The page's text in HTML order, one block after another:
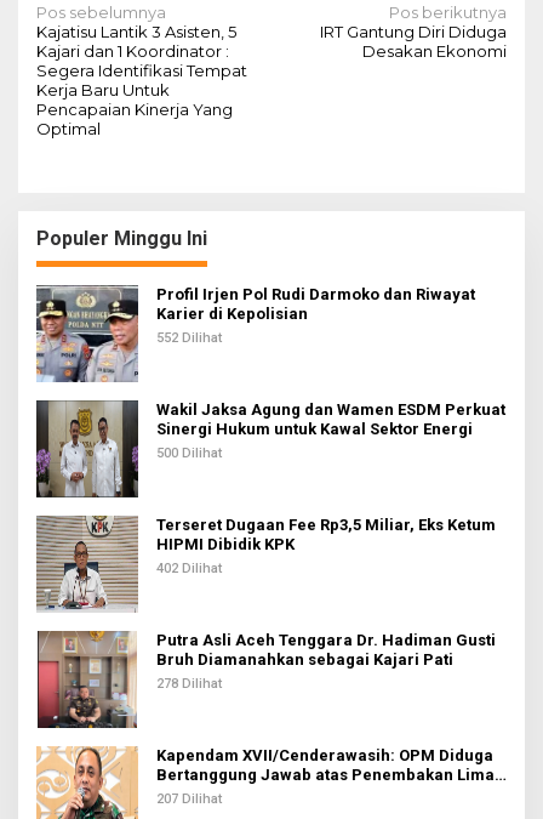
N
a
v
i
s
i
p
o
s
Pos sebelumnya
Kajatisu Lantik 3 Asisten, 5
Kajari dan 1 Koordinator :
Segera Identifikasi Tempat
Kerja Baru Untuk
Pencapaian Kinerja Yang
Optimal
Pos berikutnya
IRT Gantung Diri Diduga
Desakan Ekonomi
Populer Minggu Ini
Profil Irjen Pol Rudi Darmoko dan Riwayat
Karier di Kepolisian
552 Dilihat
Wakil Jaksa Agung dan Wamen ESDM Perkuat
Sinergi Hukum untuk Kawal Sektor Energi
500 Dilihat
Terseret Dugaan Fee Rp3,5 Miliar, Eks Ketum
HIPMI Dibidik KPK
402 Dilihat
Putra Asli Aceh Tenggara Dr. Hadiman Gusti
Bruh Diamanahkan sebagai Kajari Pati
278 Dilihat
Kapendam XVII/Cenderawasih: OPM Diduga
Bertanggung Jawab atas Penembakan Lima
Pekerja di Tolikara
207 Dilihat